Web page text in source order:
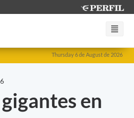
Thursday 6 de August de 2026
en